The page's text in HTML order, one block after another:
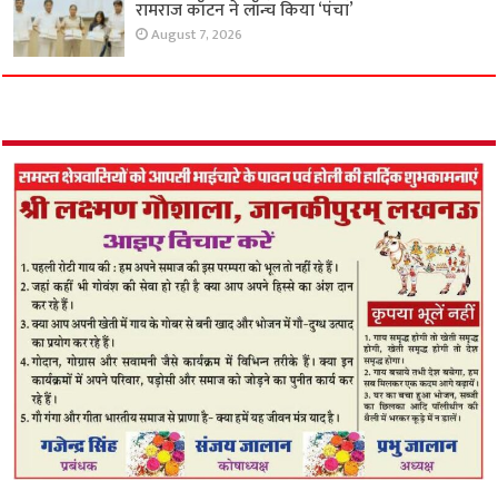
रामराज कॉटन ने लॉन्च किया ‘पंचा’
August 7, 2026